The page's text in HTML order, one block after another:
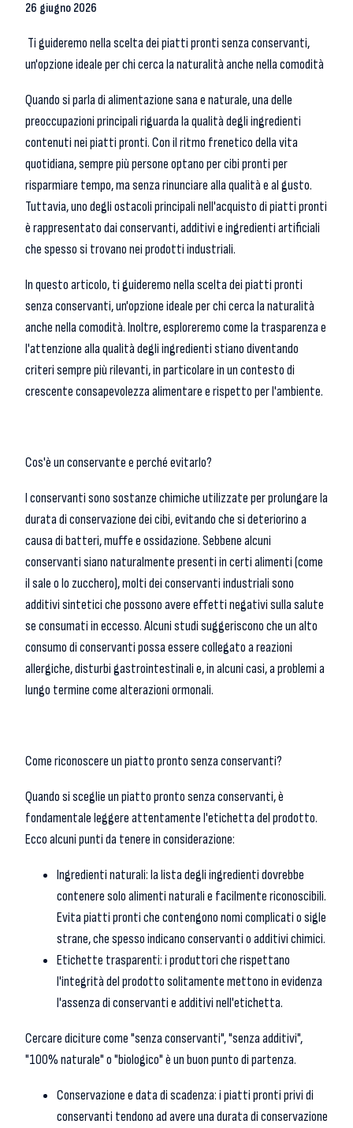
26 giugno 2026
Ti guideremo nella scelta dei piatti pronti senza conservanti,
un'opzione ideale per chi cerca la naturalità anche nella comodità
Quando si parla di alimentazione sana e naturale, una delle
preoccupazioni principali riguarda la qualità degli ingredienti
contenuti nei piatti pronti. Con il ritmo frenetico della vita
quotidiana, sempre più persone optano per cibi pronti per
risparmiare tempo, ma senza rinunciare alla qualità e al gusto.
Tuttavia, uno degli ostacoli principali nell'acquisto di piatti pronti
è rappresentato dai conservanti, additivi e ingredienti artificiali
che spesso si trovano nei prodotti industriali.
In questo articolo, ti guideremo nella scelta dei piatti pronti
senza conservanti, un'opzione ideale per chi cerca la naturalità
anche nella comodità. Inoltre, esploreremo come la trasparenza e
l'attenzione alla qualità degli ingredienti stiano diventando
criteri sempre più rilevanti, in particolare in un contesto di
crescente consapevolezza alimentare e rispetto per l'ambiente.
Cos'è un conservante e perché evitarlo?
I conservanti sono sostanze chimiche utilizzate per prolungare la
durata di conservazione dei cibi, evitando che si deteriorino a
causa di batteri, muffe e ossidazione. Sebbene alcuni
conservanti siano naturalmente presenti in certi alimenti (come
il sale o lo zucchero), molti dei conservanti industriali sono
additivi sintetici che possono avere effetti negativi sulla salute
se consumati in eccesso. Alcuni studi suggeriscono che un alto
consumo di conservanti possa essere collegato a reazioni
allergiche, disturbi gastrointestinali e, in alcuni casi, a problemi a
lungo termine come alterazioni ormonali.
Come riconoscere un piatto pronto senza conservanti?
Quando si sceglie un piatto pronto senza conservanti, è
fondamentale leggere attentamente l'etichetta del prodotto.
Ecco alcuni punti da tenere in considerazione:
Ingredienti naturali: la lista degli ingredienti dovrebbe
contenere solo alimenti naturali e facilmente riconoscibili.
Evita piatti pronti che contengono nomi complicati o sigle
strane, che spesso indicano conservanti o additivi chimici.
Etichette trasparenti: i produttori che rispettano
l'integrità del prodotto solitamente mettono in evidenza
l'assenza di conservanti e additivi nell'etichetta.
Cercare diciture come "senza conservanti", "senza additivi",
"100% naturale" o "biologico" è un buon punto di partenza.
Conservazione e data di scadenza: i piatti pronti privi di
conservanti tendono ad avere una durata di conservazione